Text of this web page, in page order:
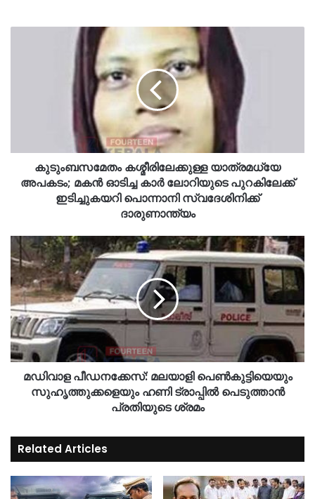
കുടുംബസമേതം കശ്മീരിലേക്കുള്ള യാത്രമധ്യേ
അപകടം; മകൻ ഓടിച്ച കാര്‍ ലോറിയുടെ പുറകിലേക്ക്
ഇടിച്ചുകയറി പൊന്നാനി സ്വദേശിനിക്ക്
ദാരുണാന്ത്യം
മഡിവാള പീഡനക്കേസ്: മലയാളി പെൺകുട്ടിയെയും
സുഹൃത്തുക്കളെയും ഹണി ട്രാപ്പിൽ പെടുത്താൻ
പ്രതിയുടെ ശ്രമം
Related Articles